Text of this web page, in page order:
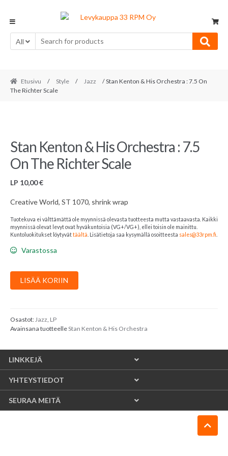
navigation
content
All
Etusivu / Style / Jazz
/ Stan Kenton & His Orchestra : 7.5 On
The Richter Scale
Stan Kenton & His Orchestra : 7.5
On The Richter Scale
LP 10,00€
Creative World, ST 1070, shrink wrap
Tuotekuva ei välttämättä ole myynnissä olevasta tuotteesta mutta vastaavasta. Kaikki
myynnissä olevat levyt ovat hyväkuntoisia (VG+/VG+), ellei toisin ole mainittu.
Kuntoluokitukset löytyvättäältä . Lisätietoja saa kysymällä osoitteesta sales@33rpm.fi
Varastossa
Stan
Kenton
Orchestra
:
On
The
Richter
Scale
LISÄÄ KORIIN
Osastot:Jazz, LP
Avainsana tuotteelleStan Kenton & His Orchestra
LINKKEJÄ
YHTEYSTIEDOT
SEURAA MEITÄ